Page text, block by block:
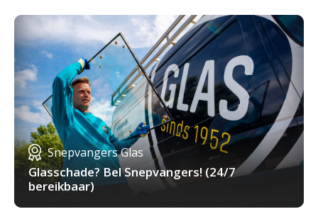
Snepvangers Glas
Glasschade? Bel Snepvangers! (24/7
bereikbaar)